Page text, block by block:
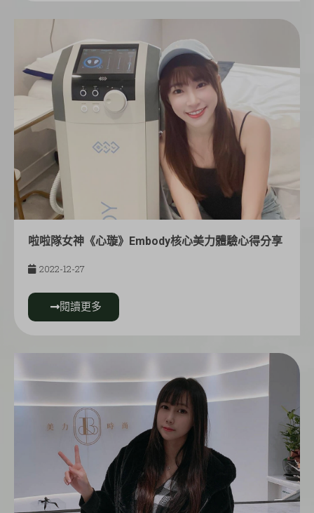
啦啦隊女神《心璇》Embody核心美力體驗心得分享
2022-12-27
閱讀更多